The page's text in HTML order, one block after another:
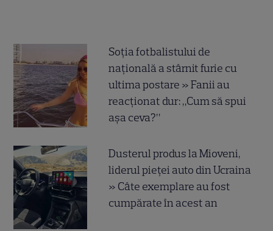
Soția fotbalistului de
națională a stârnit furie cu
ultima postare » Fanii au
reacționat dur: „Cum să spui
așa ceva?”
Dusterul produs la Mioveni,
liderul pieței auto din Ucraina
» Câte exemplare au fost
cumpărate în acest an